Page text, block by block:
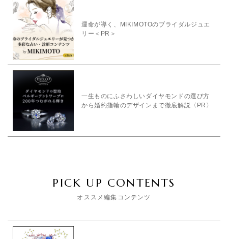
運命が導く、MIKIMOTOのブライダルジュエ
リー＜PR＞
一生ものにふさわしいダイヤモンドの選び方
から婚約指輪のデザインまで徹底解説〈PR〉
PICK UP CONTENTS
オススメ編集コンテンツ